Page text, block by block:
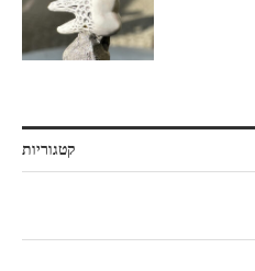
קטגוריות